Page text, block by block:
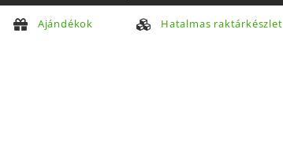
Ajándékok Hatalmas raktárkészlet